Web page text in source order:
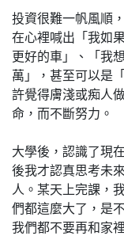
投資很難一帆風順
在心裡喊出「我如
更好的車」、「我
萬」，甚至可以是
許覺得膚淺或痴人
命，而不斷努力。
大學後，認識了現
後我才認真思考未
人。某天上完課，
們都這麼大了，是
我們都不要再和家